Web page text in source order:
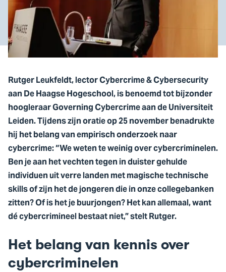
Rutger Leukfeldt, lector Cybercrime & Cybersecurity
aan De Haagse Hogeschool, is benoemd tot bijzonder
hoogleraar Governing Cybercrime aan de Universiteit
Leiden. Tijdens zijn oratie op 25 november benadrukte
hij het belang van empirisch onderzoek naar
cybercrime: “We weten te weinig over cybercriminelen.
Ben je aan het vechten tegen in duister gehulde
individuen uit verre landen met magische technische
skills of zijn het de jongeren die in onze collegebanken
zitten? Of is het je buurjongen? Het kan allemaal, want
dé cybercrimineel bestaat niet,” stelt Rutger.
Het belang van kennis over
cybercriminelen